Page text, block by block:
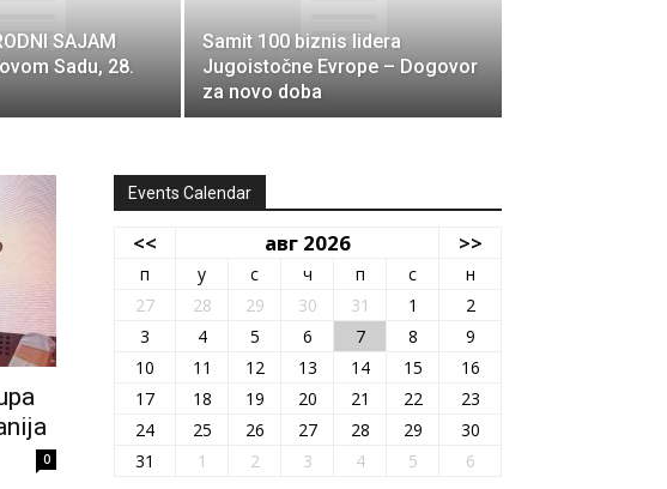
SAJAM
Sadu, 28.
Samit 100 biznis lidera
Jugoistočne Evrope – Dogovor
za novo doba
0
Events Calendar
<< авг 2026 >>
п у с ч п с
н
27
28 29 30 31 1
2
3
4 5 6 7 8
9
10
11 12 13 14 15
16
17
18 19 20 21 22
23
24
25 26 27 28 29
30
31
1 2 3 4 5 6